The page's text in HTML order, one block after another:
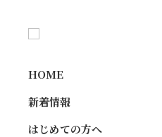
HOME
新着情報
はじめての方へ